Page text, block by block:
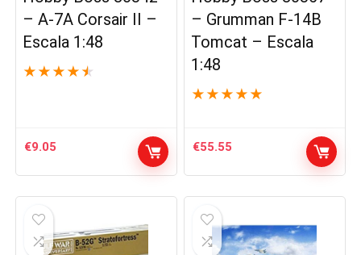
– A-7A Corsair II –
Escala 1:48
★ ★ ★ ★ ★
€9.05
– Grumman F-14B
Tomcat – Escala
1:48
★ ★ ★ ★ ★
€55.55